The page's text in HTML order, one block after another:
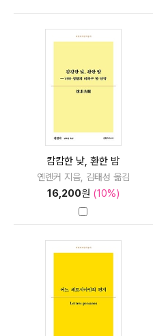
캄캄한 낮, 환한 밤
옌롄커 지음, 김태성 옮김
16,200원 (10%)